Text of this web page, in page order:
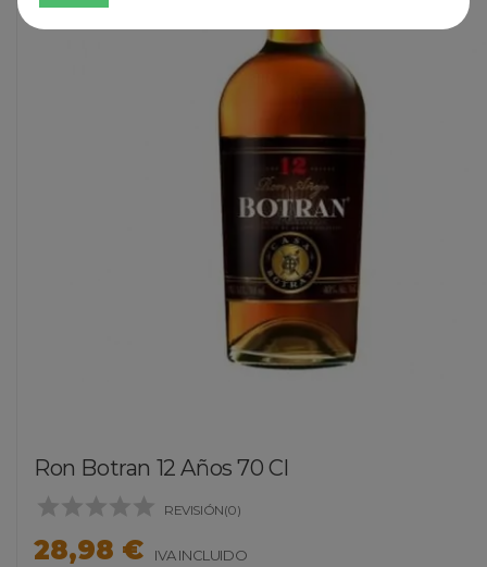
Ron Botran 12 Años 70 Cl
     REVISIÓN(0)
28,98 € IVA INCLUIDO